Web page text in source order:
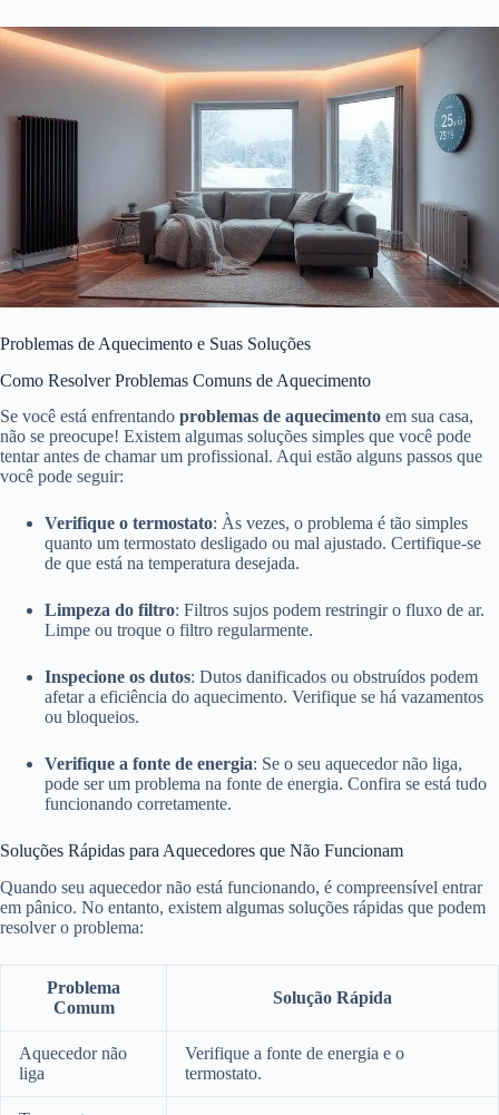
Problemas de Aquecimento e Suas Soluções
Como Resolver Problemas Comuns de Aquecimento
Se você está enfrentando problemas de aquecimento em sua casa,
não se preocupe! Existem algumas soluções simples que você pode
tentar antes de chamar um profissional. Aqui estão alguns passos que
você pode seguir:
Verifique o termostato: Às vezes, o problema é tão simples
quanto um termostato desligado ou mal ajustado. Certifique-se
de que está na temperatura desejada.
Limpeza do filtro: Filtros sujos podem restringir o fluxo de ar.
Limpe ou troque o filtro regularmente.
Inspecione os dutos: Dutos danificados ou obstruídos podem
afetar a eficiência do aquecimento. Verifique se há vazamentos
ou bloqueios.
Verifique a fonte de energia: Se o seu aquecedor não liga,
pode ser um problema na fonte de energia. Confira se está tudo
funcionando corretamente.
Soluções Rápidas para Aquecedores que Não Funcionam
Quando seu aquecedor não está funcionando, é compreensível entrar
em pânico. No entanto, existem algumas soluções rápidas que podem
resolver o problema:
Problema
Comum
Solução Rápida
Aquecedor não
liga
Verifique a fonte de energia e o
termostato.